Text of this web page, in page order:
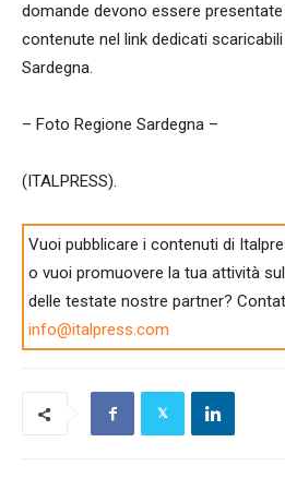
domande devono essere
contenute nel link dedicati
Sardegna.
– Foto Regione Sardegna –
(ITALPRESS).
Vuoi pubblicare i contenuti di
o vuoi promuovere la tua attività
delle testate nostre partner?
info@italpress.com